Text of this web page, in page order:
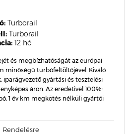
12 hó
Turborail
Turborail
és megbízhatóságát az európai
minőségű turbófeltöltőjével. Kiváló
gyártási és tesztelési
áron. Az eredetivel 100%-
1 év km megkötés nélküli gyártói
Rendelésre